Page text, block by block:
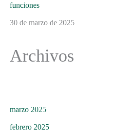
funciones
30 de marzo de 2025
Archivos
marzo 2025
febrero 2025